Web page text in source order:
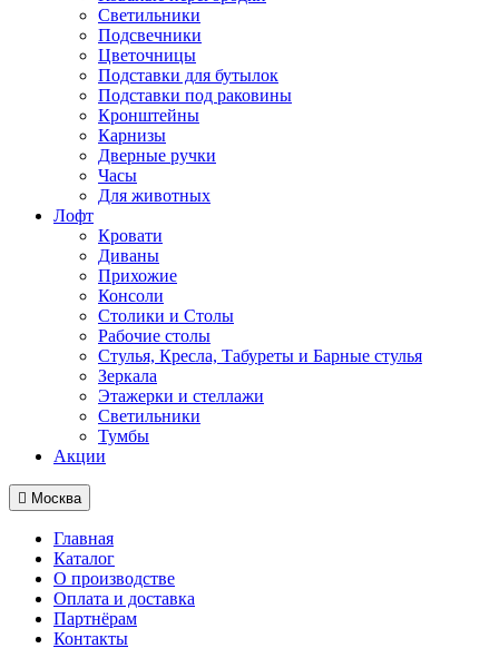
Светильники
Подсвечники
Цветочницы
Подставки для бутылок
Подставки под раковины
Кронштейны
Карнизы
Дверные ручки
Часы
Для животных
Лофт
Кровати
Диваны
Прихожие
Консоли
Столики и Столы
Рабочие столы
Стулья, Кресла, Табуреты и Барные стулья
Зеркала
Этажерки и стеллажи
Светильники
Тумбы
Акции
Москва
Главная
Каталог
О производстве
Оплата и доставка
Партнёрам
Контакты